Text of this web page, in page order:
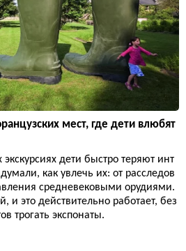
мест, где дети влюбят
дети быстро теряют инт
как увлечь их: от расследов
средневековыми орудиями.
и это действительно работает, без
трогать экспонаты.